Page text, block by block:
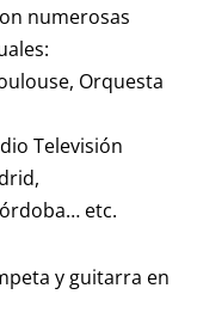
numerosas
Orquesta
Televisión
etc.
y guitarra en